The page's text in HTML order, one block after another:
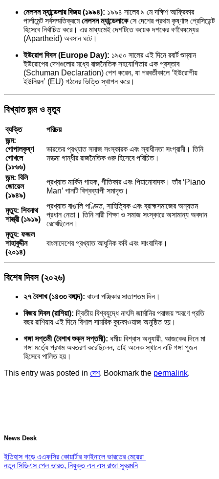
নেলসন ম্যান্ডেলার বিজয় (১৯৯৪): ১৯৯৪ সালের ৯ মে দক্ষিণ আফ্রিকার
পার্লামেন্ট সর্বসম্মতিক্রমেনেলসন ম্যান্ডেলাকেসে দেশের প্রথম কৃষ্ণাঙ্গ প্রেসিডেন্ট
হিসেবে নির্বাচিত করে। এর মাধ্যমেই দেশটিতে কয়েক দশকের বর্ণবৈষম্যের
(Apartheid) অবসান ঘটে।
ইউরোপ দিবস (Europe Day): ১৯৫০ সালের এই দিনে রবার্ট শুম্যান
ইউরোপের দেশগুলোর মধ্যে রাজনৈতিক সহযোগিতার এক প্রস্তাব
(Schuman Declaration) পেশ করেন, যা পরবর্তীকালে ‘ইউরোপীয়
ইউনিয়ন’ (EU) গঠনের ভিত্তি স্থাপন করে।
বিখ্যাত জন্ম ও মৃত্যু
ব্যক্তি
পরিচয়
জন্ম:
গোপালকৃষ্ণ
গোখলে
(১৮৬৬)
ভারতের প্রখ্যাত সমাজ সংস্কারক এবং স্বাধীনতা সংগ্রামী। তিনি
মহাত্মা গান্ধীর রাজনৈতিক গুরু হিসেবে পরিচিত।
জন্ম: বিলি
জোয়েল
(১৯৪৯)
প্রখ্যাত মার্কিন গায়ক, গীতিকার এবং পিয়ানোবাদক। তাঁর ‘Piano
Man’ গানটি বিশ্বব্যাপী সমাদৃত।
মৃত্যু: শিবনাথ
শাস্ত্রী (১৯১৯)
প্রখ্যাত বাঙালি পণ্ডিত, সাহিত্যিক এবং ব্রাহ্মসমাজের অন্যতম
প্রধান নেতা। তিনি নারী শিক্ষা ও সমাজ সংস্কারে অসামান্য অবদান
রেখেছিলেন।
মৃত্যু: ফজল
শাহাবুদ্দীন
(২০১৪)
বাংলাদেশের প্রখ্যাত আধুনিক কবি এবং সাংবাদিক।
বিশেষ দিবস (২০২৬)
২৭ বৈশাখ (১৪৩৩ বঙ্গাব্দ): বাংলা পঞ্জিকার সাতাশতম দিন।
বিজয় দিবস (রাশিয়া): দ্বিতীয় বিশ্বযুদ্ধে নাৎসি জার্মানির পরাজয় স্মরণে প্রতি
বছর রাশিয়ায় এই দিনে বিশাল সামরিক কুচকাওয়াজ অনুষ্ঠিত হয়।
গঙ্গা সপ্তমী (বৈশাখ শুক্ল সপ্তমী): ধর্মীয় বিশ্বাস অনুযায়ী, আজকের দিনে মা
গঙ্গা মর্ত্যে প্রথম অবতরণ করেছিলেন, তাই অনেক স্থানে এটি গঙ্গা পুজন
হিসেবে পালিত হয়।
This entry was posted in দেশ. Bookmark the permalink.
News Desk
ইতিহাস গড়ে এএফসির কোয়ার্টার ফাইনালে ভারতের মেয়েরা
নতুন সিডিএস পেল ভারত, নিযুক্ত এন এস রাজা সুব্রমনি